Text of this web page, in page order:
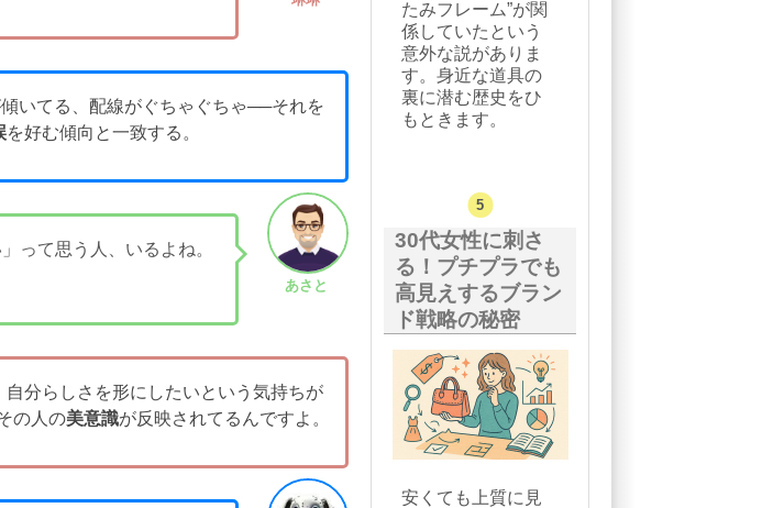
いてる、配線がぐちゃぐちゃ──それを
を好む傾向と一致する。
あさと
って思う人、いるよね。
自分らしさを形にしたいという気持ちが
の人の美意識が反映されてるんですよ。
たみフレーム”が関
係していたという
意外な説がありま
す。身近な道具の
裏に潜む歴史をひ
もときます。
30代女性に刺さ
る！プチプラでも
高見えするブラン
ド戦略の秘密
安くても上質に見